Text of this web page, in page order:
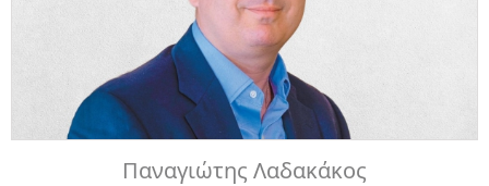
Παναγιώτης Λαδακάκος